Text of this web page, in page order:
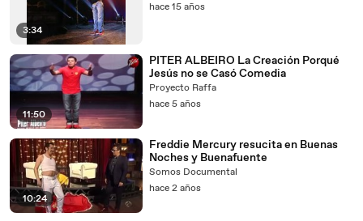
3:34
hace 15 años
11:50
PITER ALBEIRO La Creación Porqué
Jesús no se Casó Comedia
Proyecto Raffa
hace 5 años
10:24
Freddie Mercury resucita en Buenas
Noches y Buenafuente
Somos Documental
hace 2 años